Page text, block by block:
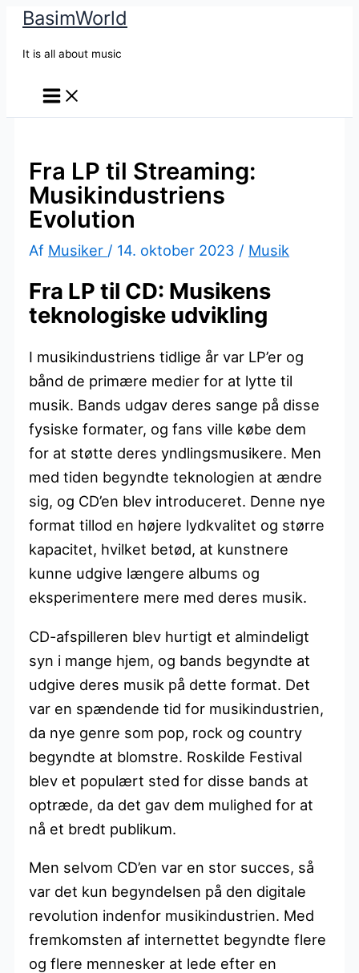
BasimWorld
It is all about music
Fra LP til Streaming:
Musikindustriens
Evolution
Af Musiker / 14. oktober 2023 / Musik
Fra LP til CD: Musikens
teknologiske udvikling
I musikindustriens tidlige år var LP’er og
bånd de primære medier for at lytte til
musik. Bands udgav deres sange på disse
fysiske formater, og fans ville købe dem
for at støtte deres yndlingsmusikere. Men
med tiden begyndte teknologien at ændre
sig, og CD’en blev introduceret. Denne nye
format tillod en højere lydkvalitet og større
kapacitet, hvilket betød, at kunstnere
kunne udgive længere albums og
eksperimentere mere med deres musik.
CD-afspilleren blev hurtigt et almindeligt
syn i mange hjem, og bands begyndte at
udgive deres musik på dette format. Det
var en spændende tid for musikindustrien,
da nye genre som pop, rock og country
begyndte at blomstre. Roskilde Festival
blev et populært sted for disse bands at
optræde, da det gav dem mulighed for at
nå et bredt publikum.
Men selvom CD’en var en stor succes, så
var det kun begyndelsen på den digitale
revolution indenfor musikindustrien. Med
fremkomsten af internettet begyndte flere
og flere mennesker at lede efter en